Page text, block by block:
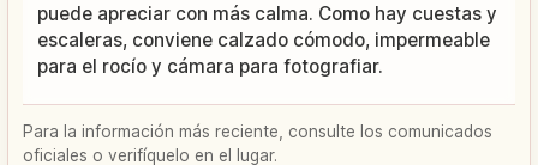
puede apreciar con más calma. Como hay cuestas y
escaleras, conviene calzado cómodo, impermeable
para el rocío y cámara para fotografiar.
Para la información más reciente, consulte los comunicados
oficiales o verifíquelo en el lugar.